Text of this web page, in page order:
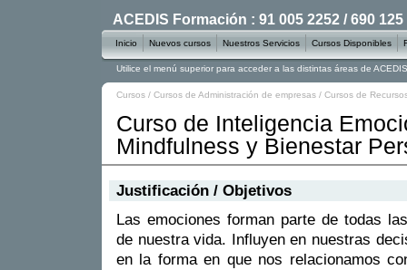
Cursos / Cursos de Administración de empresas / Cursos de
Curso de Inteligencia
Mindfulness y Bienestar
Justificación / Objetivos
Las emociones forman parte de todas
de nuestra vida. Influyen en nuestras
en la forma en que nos relacionamos
ACEDIS Formación : 91 005 2252 / 690 125
Inicio Nuevos cursos Nuestros Servicios Cursos Disponibles
Utilice el menú superior para acceder a las distintas áreas de